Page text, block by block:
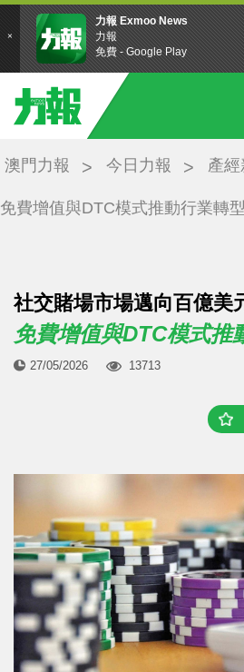
澳門力報 今日力報 產經
免費增值與DTC模式推動行業轉型
社交賭場市場邁向百億美
免費增值與DTC模式推
27/05/2026 13713